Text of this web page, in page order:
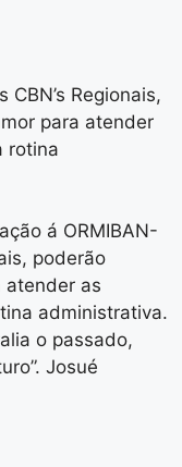
Regionais,
para atender
rotina
á ORMIBAN-
poderão
atender as
administrativa.
o passado,
Josué